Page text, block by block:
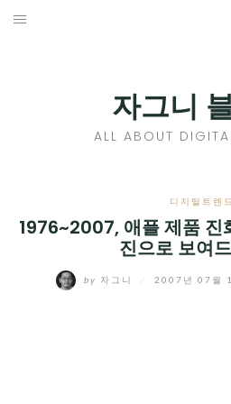
Skip
자그니
ALL ABOUT
디지털트렌드
1976~2007, 애플 제품 진
진으로 보여
by 자그니 2007년 07월
디지털트렌드
디지털라이프